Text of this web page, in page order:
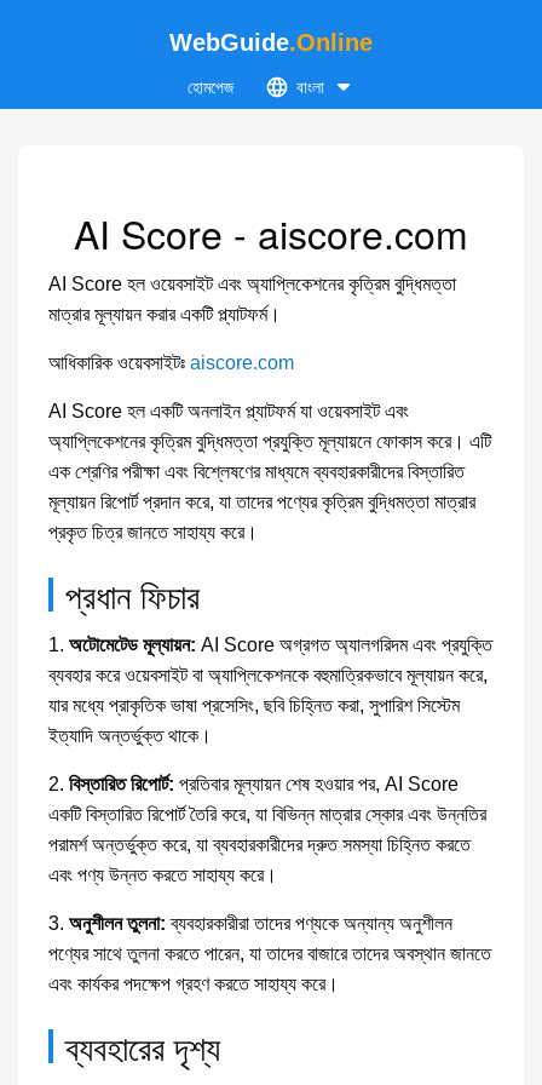
WebGuide.Online
হোমপেজ বাংলা
AI Score - aiscore.com
AI Score হল ওয়েবসাইট এবং অ্যাপ্লিকেশনের কৃত্রিম বুদ্ধিমত্তা
মাত্রার মূল্যায়ন করার একটি প্ল্যাটফর্ম।
আধিকারিক ওয়েবসাইটঃ aiscore.com
AI Score হল একটি অনলাইন প্ল্যাটফর্ম যা ওয়েবসাইট এবং
অ্যাপ্লিকেশনের কৃত্রিম বুদ্ধিমত্তা প্রযুক্তি মূল্যায়নে ফোকাস করে। এটি
এক শ্রেণির পরীক্ষা এবং বিশ্লেষণের মাধ্যমে ব্যবহারকারীদের বিস্তারিত
মূল্যায়ন রিপোর্ট প্রদান করে, যা তাদের পণ্যের কৃত্রিম বুদ্ধিমত্তা মাত্রার
প্রকৃত চিত্র জানতে সাহায্য করে।
প্রধান ফিচার
1. অটোমেটেড মূল্যায়ন: AI Score অগ্রগত অ্যালগরিদম এবং প্রযুক্তি
ব্যবহার করে ওয়েবসাইট বা অ্যাপ্লিকেশনকে বহুমাত্রিকভাবে মূল্যায়ন করে,
যার মধ্যে প্রাকৃতিক ভাষা প্রসেসিং, ছবি চিহ্নিত করা, সুপারিশ সিস্টেম
ইত্যাদি অন্তর্ভুক্ত থাকে।
2. বিস্তারিত রিপোর্ট: প্রতিবার মূল্যায়ন শেষ হওয়ার পর, AI Score
একটি বিস্তারিত রিপোর্ট তৈরি করে, যা বিভিন্ন মাত্রার স্কোর এবং উন্নতির
পরামর্শ অন্তর্ভুক্ত করে, যা ব্যবহারকারীদের দ্রুত সমস্যা চিহ্নিত করতে
এবং পণ্য উন্নত করতে সাহায্য করে।
3. অনুশীলন তুলনা: ব্যবহারকারীরা তাদের পণ্যকে অন্যান্য অনুশীলন
পণ্যের সাথে তুলনা করতে পারেন, যা তাদের বাজারে তাদের অবস্থান জানতে
এবং কার্যকর পদক্ষেপ গ্রহণ করতে সাহায্য করে।
ব্যবহারের দৃশ্য